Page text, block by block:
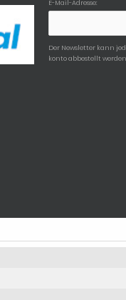
E-Mail-Adresse:
Der Newsletter kann
konto abbestellt